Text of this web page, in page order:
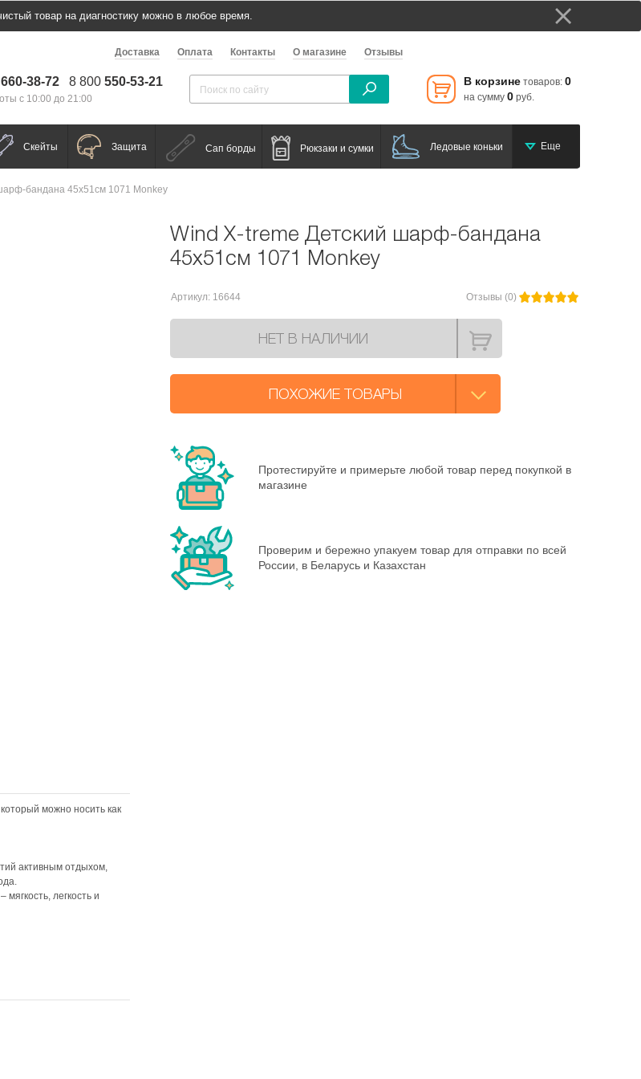
товар на диагностику можно в любое время.
Доставка Оплата Контакты О магазине Отзывы
В корзине товаров: 0
на сумму 0 руб.
660-38-72 8 800 550-53-21
с 10:00 до 21:00
Скейты Защита Сап борды Рюкзаки и сумки Ледовые коньки Еще
бандана 45x51см 1071 Monkey
можно носить как
активным отдыхом,
легкость и
Wind X-treme Детский шарф-бандана
45x51см 1071 Monkey
Артикул: 16644 Отзывы (0)
НЕТ В НАЛИЧИИ
ПОХОЖИЕ ТОВАРЫ
Протестируйте и примерьте любой товар перед покупкой в
магазине
Проверим и бережно упакуем товар для отправки по всей
России, в Беларусь и Казахстан